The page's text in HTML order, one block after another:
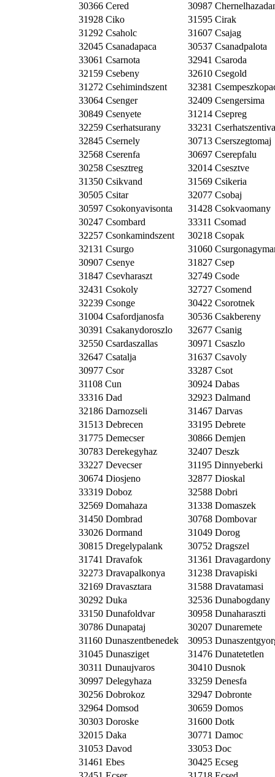
30366 Cered
30987
31928 Ciko
31595 Cirak
31292 Csaholc
31607 Csajag
32045 Csanadapaca
30537 Csanadpalota
33061 Csarnota
32941 Csaroda
32159 Csebeny
32610 Csegold
31272 Csehimindszent
32381
33064 Csenger
32409 Csengersima
30849 Csenyete
31214 Csepreg
32259 Cserhatsurany
33231
32845 Csernely
30713 Cserszegtomaj
32568 Cserenfa
30697 Cserepfalu
30258 Csesztreg
32014 Csesztve
31350 Csikvand
31569 Csikeria
30505 Csitar
32077 Csobaj
30597 Csokonyavisonta
31428 Csokvaomany
30247 Csombard
33311 Csomad
32257 Csonkamindszent
30218 Csopak
32131 Csurgo
31060
30907 Csenye
31827 Csep
31847 Csevharaszt
32749 Csode
32431 Csokoly
32727 Csomend
32239 Csonge
30422 Csorotnek
31004 Csafordjanosfa
30536 Csakbereny
30391 Csakanydoroszlo
32677 Csanig
32550 Csardaszallas
30971 Csaszlo
32647 Csatalja
31637 Csavoly
30977 Csor
33287 Csot
31108 Cun
30924 Dabas
33316 Dad
32923 Dalmand
32186 Darnozseli
31467 Darvas
31513 Debrecen
33195 Debrete
31775 Demecser
30866 Demjen
30783 Derekegyhaz
32407 Deszk
33227 Devecser
31195 Dinnyeberki
30674 Diosjeno
32877 Dioskal
33319 Doboz
32588 Dobri
32569 Domahaza
31338 Domaszek
31450 Dombrad
30768 Dombovar
33026 Dormand
31049 Dorog
30815 Dregelypalank
30752 Dragszel
31741 Dravafok
31361 Dravagardony
32273 Dravapalkonya
31238 Dravapiski
32169 Dravasztara
31588 Dravatamasi
30292 Duka
32536 Dunabogdany
33150 Dunafoldvar
30958 Dunaharaszti
30786 Dunapataj
30207 Dunaremete
31160 Dunaszentbenedek
30953
31045 Dunasziget
31476 Dunatetetlen
30311 Dunaujvaros
30410 Dusnok
30997 Delegyhaza
33259 Denesfa
30256 Dobrokoz
32947 Dobronte
32964 Domsod
30659 Domos
30303 Doroske
31600 Dotk
32015 Daka
30771 Damoc
31053 Davod
33053 Doc
31461 Ebes
30425 Ecseg